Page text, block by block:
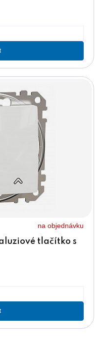
na objednávku
tlačítko s